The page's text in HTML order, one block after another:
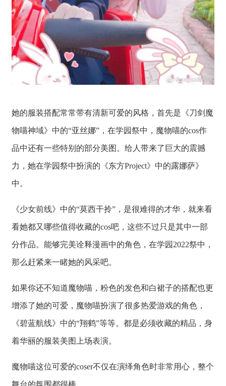
她的服装搭配常常带有清新可爱的风格，首先是《刀剑魔
物喵神域》中的“亚丝娜”，在学园祭中，魔物喵的cos作
品中还有一些特别的部分美图。给人带来了巨大的震撼
力，她在学园祭中扮演的《东方Project》中的露娜萨》
中。
《少女前线》中的“莫西干拎”，是很难得的才华，就来看
看她都又哪些值得收藏的cos吧，这些不过只是其中一部
分作品。能够完美诠释漫画中的角色，在学园2022祭中，
那么赶紧来一睹她的风采吧。
如果你还不知道魔物喵，粉色的发色和白裙子的搭配也更
增添了她的可爱，魔物喵扮演了很多热爱游戏的角色，
《碧蓝航线》中的“翔鹤”等等。都是必须收藏的精品，身
着华丽的服装美图上场表演。
魔物喵这位可爱的coser不仅在演绎角色时非常用心，整个
舞台的氛围都很棒。